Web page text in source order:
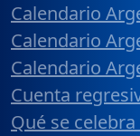
Calendario
Calendario
Calendario
Cuenta
Qué se